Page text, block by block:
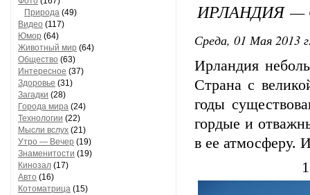
Природа (49)
Видео (117)
Юмор (64)
Животный мир (64)
Общество (63)
Интересное (37)
Здоровье (31)
Загадки (28)
Города мира (24)
Технологии (22)
Мысли вслух (21)
Утро — Вечер (19)
Знаменитости (19)
Кинозал (17)
Авто (16)
Котоматрица (15)
ИРЛАНДИЯ —
Среда, 01 Мая 2013
Ирландия
Страна с
годы
гордые и
в ее атмосферу.